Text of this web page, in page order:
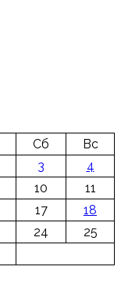
Сб
Вс
3
4
10
11
17
18
24
25